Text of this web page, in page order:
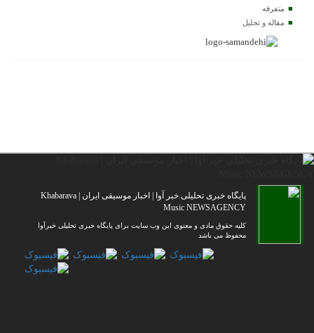
متفرقه
مقاله و تحلیل
پایگاه خبری تحلیلی خبر آوا | اخبار موسیقی ایران | Khabarava
Music NEWSAGENCY
کلیه حقوق مادی و معنوی این وب سایت برای پایگاه خبری تحلیلی خبرآوا
محفوظ می باشد